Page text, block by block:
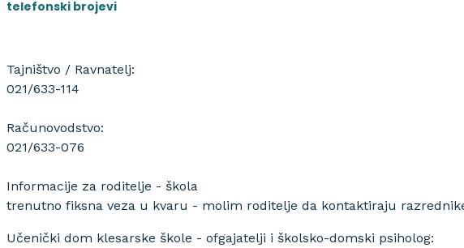
telefonski brojevi
Tajništvo / Ravnatelj:
021/633-114
Računovodstvo:
021/633-076
Informacije za roditelje - škola
trenutno fiksna veza u kvaru - molim roditelje da kontaktiraju
Učenički dom klesarske škole - ofgajatelji i školsko-domski psiholog: